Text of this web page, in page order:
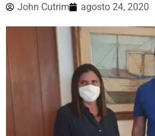
John Cutrim agosto 24, 2020